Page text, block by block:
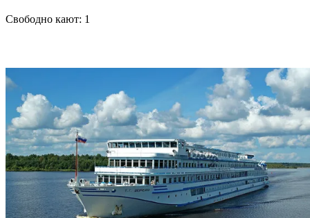
Свободно кают: 1